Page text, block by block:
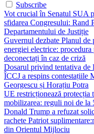
Subscribe
Vot crucial în Senatul SUA
sfidarea Congresului: Rand
Departamentului de Justiție
Guvernul dezbate Planul
energiei electrice:
deconectați în caz de criză
Dosarul privind tentativa de
ÎCCJ a respins contestațiile
Georgescu și Horațiu Potra
UE restricționează protecția
mobilizarea: reguli noi de la
Donald Trump a refuzat
rachete Patriot
din Orientul Mijlociu